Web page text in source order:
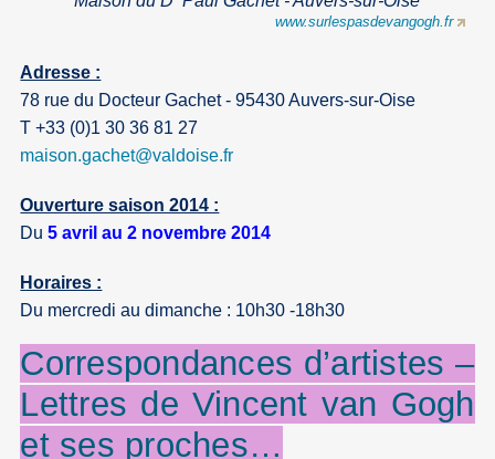
www.surlespasdevangogh.fr
Adresse :
78 rue du Docteur Gachet - 95430 Auvers-sur-Oise
T +33 (0)1 30 36 81 27
maison.gachet@valdoise.fr
Ouverture saison 2014 :
Du5 avril au 2 novembre 2014
Horaires :
Du mercredi au dimanche : 10h30 -18h30
Correspondances d’artistes –
Lettres de Vincent van Gogh
et ses proches…